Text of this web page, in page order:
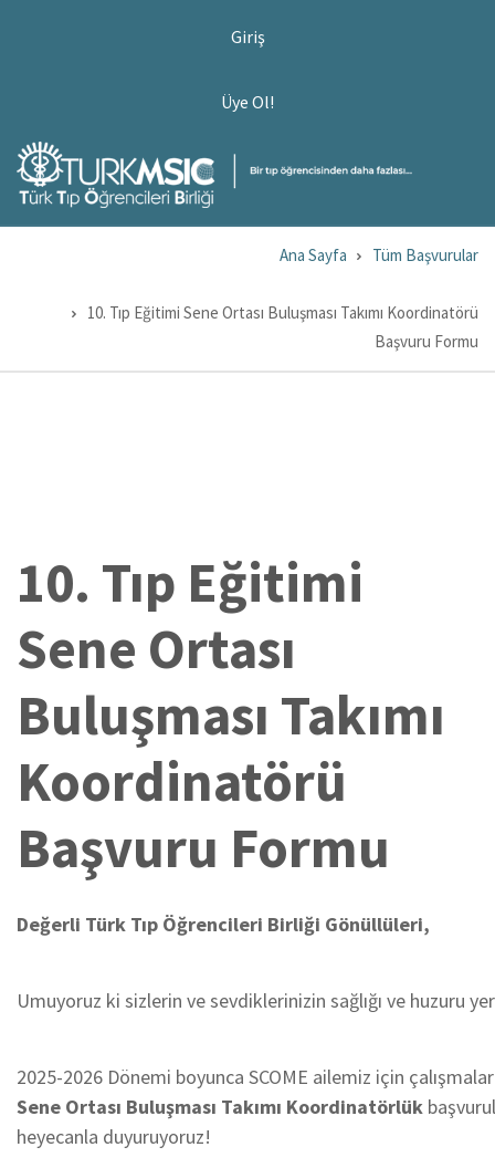
Giriş
Üye Ol!
Ana Sayfa Tüm Başvurular
10. Tıp Eğitimi Sene Ortası Buluşması Takımı Koordinatörü
Başvuru Formu
10. Tıp Eğitimi
Sene Ortası
Buluşması Takımı
Koordinatörü
Başvuru Formu
Değerli Türk Tıp Öğrencileri Birliği Gönüllüleri,
Umuyoruz ki sizlerin ve sevdiklerinizin sağlığı ve huzuru
2025-2026 Dönemi boyunca SCOME ailemiz için
Sene Ortası Buluşması Takımı Koordinatörlük
heyecanla duyuruyoruz!